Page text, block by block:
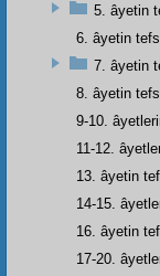
5. âyetin
6. âyetin
7. âyetin
8. âyetin
9-10.
11-12.
13. âyetin
14-15.
16. âyetin
17-20.